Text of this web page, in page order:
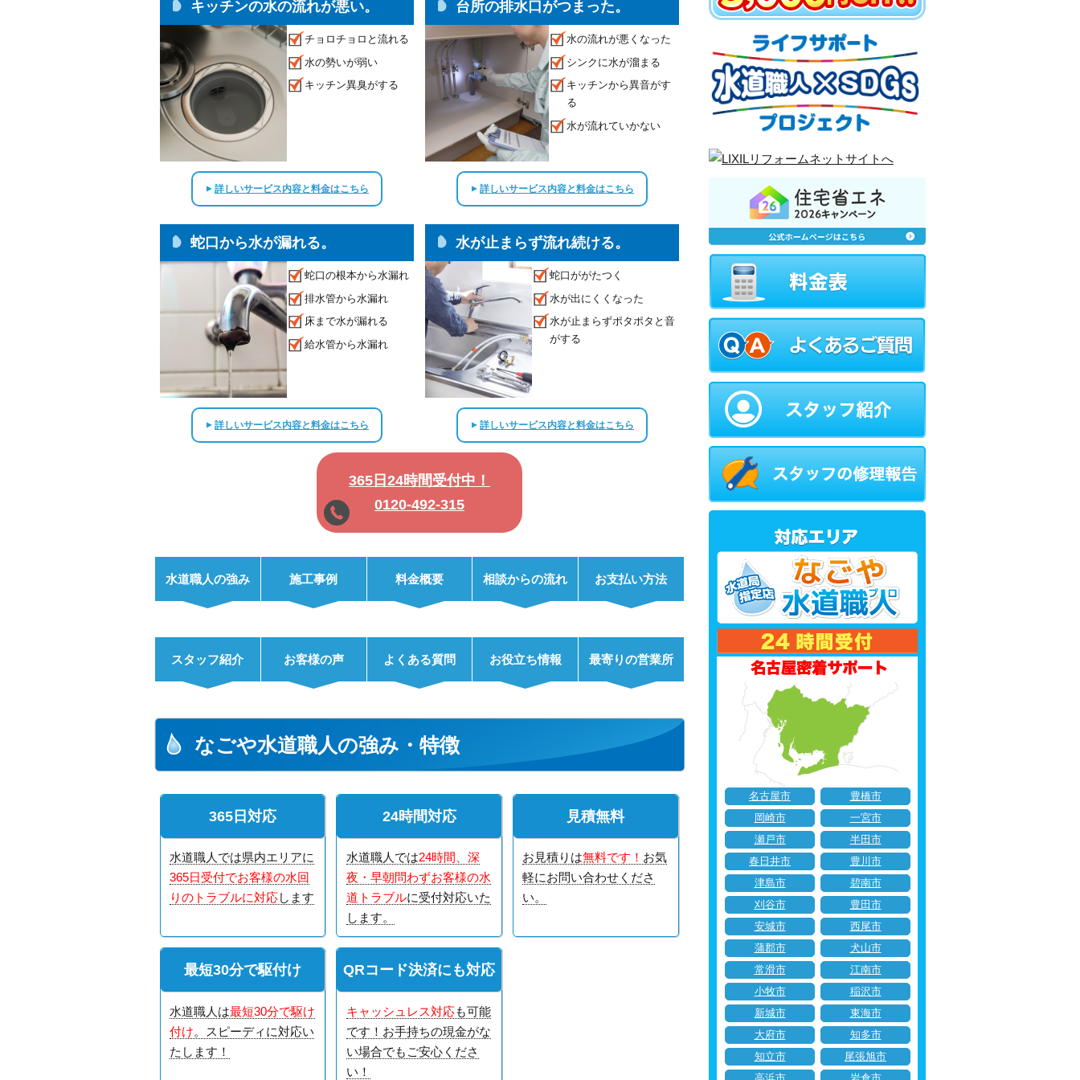
キッチンの水の流れが悪い。
チョロチョロと流れる
水の勢いが弱い
キッチン異臭がする
▲詳しいサービス内容と料金はこちら
台所の排水口がつまった。
水の流れが悪くなった
シンクに水が溜まる
キッチンから異音がす
る
水が流れていかない
▲詳しいサービス内容と料金はこちら
蛇口から水が漏れる。
蛇口の根本から水漏れ
排水管から水漏れ
床まで水が漏れる
給水管から水漏れ
▲詳しいサービス内容と料金はこちら
水が止まらず流れ続ける。
蛇口ががたつく
水が出にくくなった
水が止まらずポタポタと音
がする
▲詳しいサービス内容と料金はこちら
365日24時間受付中！
0120-492-315
水道職人の強み 施工事例 料金概要 相談からの流れ お支払い方法
スタッフ紹介 お客様の声 よくある質問 お役立ち情報 最寄りの営業所
なごや水道職人の強み・特徴
365日対応
水道職人では県内エリアに
365日受付でお客様の水回
りのトラブルに対応します
24時間対応
水道職人では24時間、深
夜・早朝問わずお客様の水
道トラブルに受付対応いた
します。
見積無料
お見積りは無料です！ お気
軽にお問い合わせくださ
い。
最短30分で駆付け
水道職人は最短30分で駆け
付け。スピーディに対応い
たします！
QRコード決済にも対応
キャッシュレス対応も可能
です！お手持ちの現金がな
い場合でもご安心くださ
い！
名古屋市
豊橋市
岡崎市
一宮市
瀬戸市
半田市
春日井市
豊川市
津島市
碧南市
刈谷市
豊田市
安城市
西尾市
蒲郡市
犬山市
常滑市
江南市
小牧市
稲沢市
新城市
東海市
大府市
知多市
知立市
尾張旭市